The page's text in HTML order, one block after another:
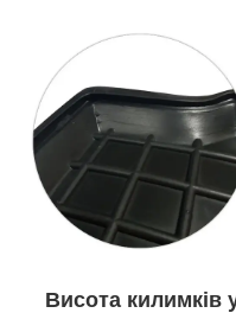
Висота килимків